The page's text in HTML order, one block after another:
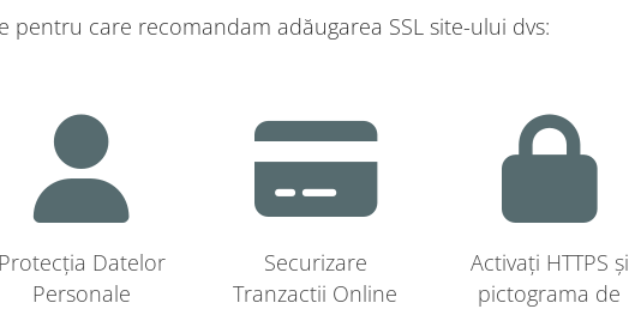
pentru care recomandam adăugarea SSL site-ului dvs:
Protecția Datelor
Personale
Securizare
Tranzactii Online
Activați HTTPS și
pictograma de